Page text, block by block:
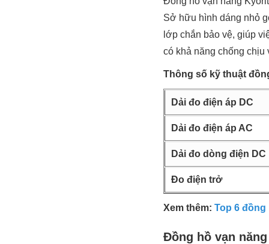
Sở hữu hình dáng nhỏ
lớp chắn bảo vệ, giúp
có khả năng chống chịu
Thông số kỹ thuật
Dải đo điện áp DC
Dải đo điện áp AC
Dải đo dòng điện DC
Đo điện trở
Xem thêm: Top 6 đồng
Đồng hồ vạn năng